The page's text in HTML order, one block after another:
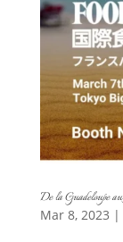
De la Guadeloupe au
Mar 8, 2023 |